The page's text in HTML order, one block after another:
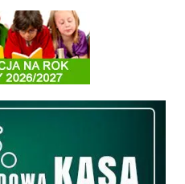
rekrutacji na rok szkolny 2026/2027